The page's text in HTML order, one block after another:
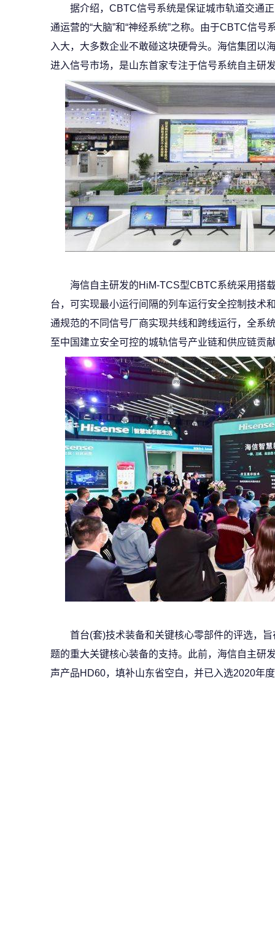
据介绍，CBTC信号系统是保证城市轨道交通
通运营的“大脑”和“神经系统”之称。由于CBTC信
入大，大多数企业不敢碰这块硬骨头。海信集团以
进入信号市场，是山东首家专注于信号系统自主研
海信自主研发的HiM-TCS型CBTC系统采用搭
台，可实现最小运行间隔的列车运行安全控制技术
通规范的不同信号厂商实现共线和跨线运行，全系
至中国建立安全可控的城轨信号产业链和供应链贡
首台(套)技术装备和关键核心零部件的评选，
题的重大关键核心装备的支持。此前，海信自主研
声产品HD60，填补山东省空白，并已入选2020年